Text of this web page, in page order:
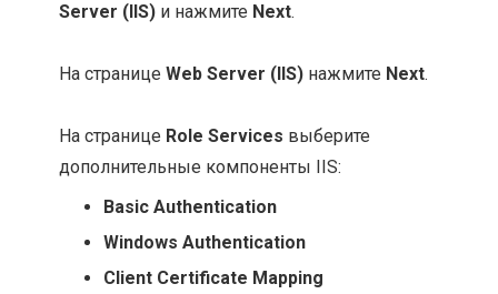
Server (IIS) и нажмите Next.
На страницеWeb Server (IIS) нажмите Next.
На странице Role Services выберите
дополнительные компоненты IIS:
Basic Authentication
Windows Authentication
Client Certificate Mapping